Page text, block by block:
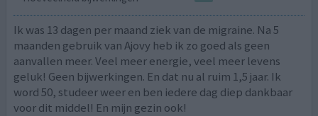
Ik was 13 dagen per maand ziek van de migraine. Na 5
maanden gebruik van Ajovy heb ik zo goed als geen
aanvallen meer. Veel meer energie, veel meer levens
geluk! Geen bijwerkingen. En dat nu al ruim 1,5 jaar. Ik
word 50, studeer weer en ben iedere dag diep dankbaar
voor dit middel! En mijn gezin ook!